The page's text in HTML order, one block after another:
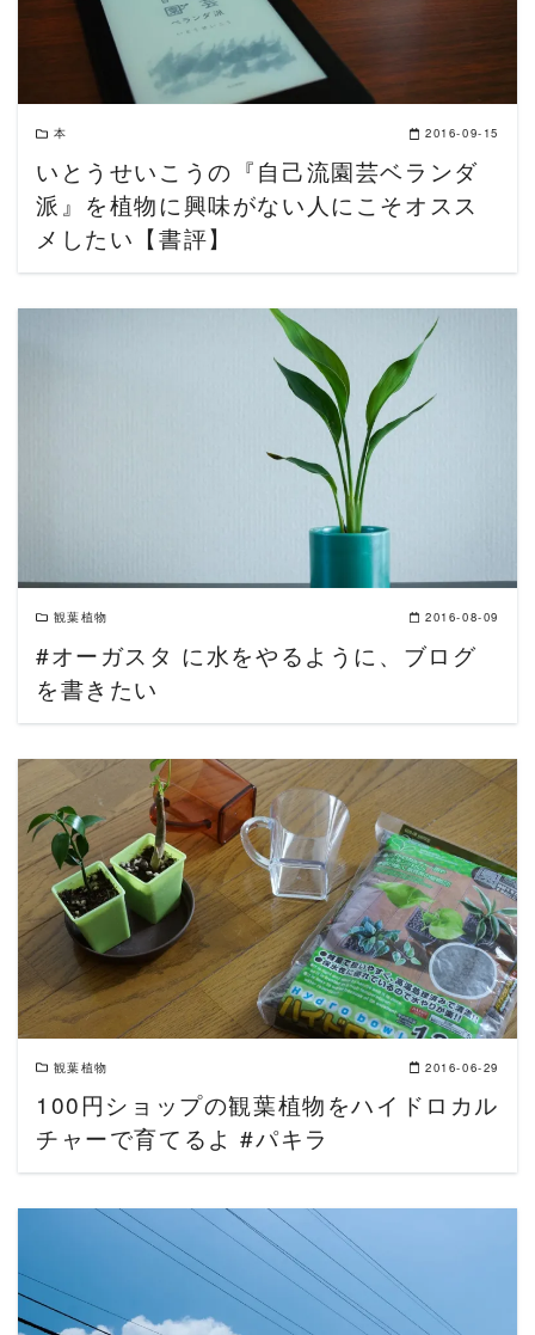
本 2016-09-15
いとうせいこうの『自己流園芸ベランダ
派』を植物に興味がない人にこそオスス
メしたい【書評】
READ MORE
観葉植物 2016-08-09
#オーガスタ に水をやるように、ブログ
を書きたい
READ MORE
観葉植物 2016-06-29
100円ショップの観葉植物をハイドロカル
チャーで育てるよ #パキラ